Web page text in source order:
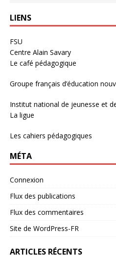
LIENS
FSU
Centre Alain Savary
Le café pédagogique
Groupe français d’éducation
Institut national de jeunesse et
La ligue
Les cahiers pédagogiques
MÉTA
Connexion
Flux des publications
Flux des commentaires
Site de WordPress-FR
ARTICLES RÉCENTS